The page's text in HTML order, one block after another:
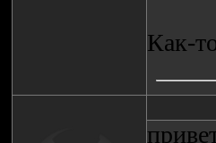
Как-